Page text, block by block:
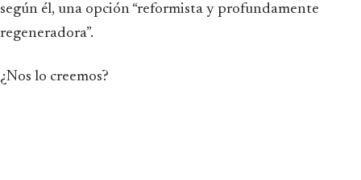
según él, una opción “reformista y profundamente
regeneradora”.
¿Nos lo creemos?